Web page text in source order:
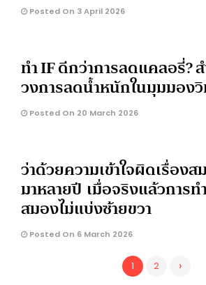
Posted On 3 April 2026
ทำ IF ดีกว่าการลดแคลอรี่?
วงการลดน้ำหนักในมุมมอง
Posted On 20 March 2026
ว่าด้วยความเข้าใจผิดเรื่อง
มาหลายปี เมื่อจริงแล้วการ
สมองไม่แบ่งซ้ายขวา
Posted On 6 March 2026
1 2 ›